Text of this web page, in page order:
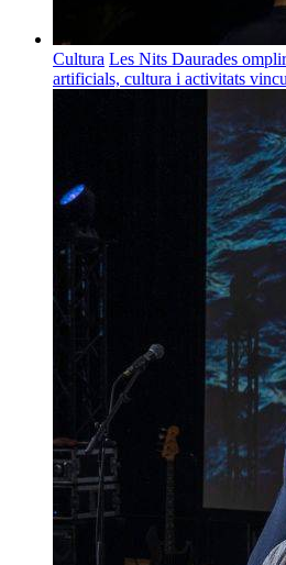
Cultura Les Nits Daurades
artificials, cultura i activitats